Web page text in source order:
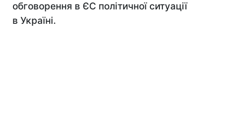
обговорення в ЄС політичної ситуації
в Україні.